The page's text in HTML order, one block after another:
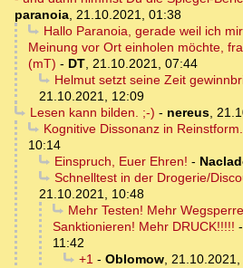
paranoia, 21.10.2021, 01:38
Hallo Paranoia, gerade weil ich
Meinung vor Ort einholen möchte,
(mT) - DT, 21.10.2021, 07:44
Helmut setzt seine Zeit
21.10.2021, 12:09
Lesen kann bilden. ;-) - nereus,
Kognitive Dissonanz in
10:14
Einspruch, Euer Ehren! -
Schnelltest in der Drogerie/
21.10.2021, 10:48
Mehr Testen! Mehr
Sanktionieren! Mehr DRUCK!!!!! -
11:42
+1- Oblomow, 21.10.2021,